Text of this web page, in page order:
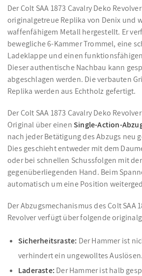
Der Colt SAA 1873 Cavalry Deko
originalgetreue Replika von Denix und
waffenfähigem Metall hergestellt. Er
bewegliche 6-Kammer Trommel, eine
Ladeklappe und einen
Dieser authentische Nachbau kann
abgeschlagen werden. Die verbauten
Replika werden aus Echtholz gefertigt.
Der Colt SAA 1873 Cavalry Deko
Original über einenSingle-Action-
nach jeder Betätigung des Abzugs neu
Dies geschieht entweder mit dem
oder bei schnellen Schussfolgen mit
gegenüberliegenden Hand. Beim
automatisch um eine Position
Der Abzugsmechanismus des Colt SAA
Revolver verfügt über folgende
Sicherheitsraste: Der Hammer ist
verhindert ein ungewolltes Auslösen.
Laderaste: Der Hammer ist halb